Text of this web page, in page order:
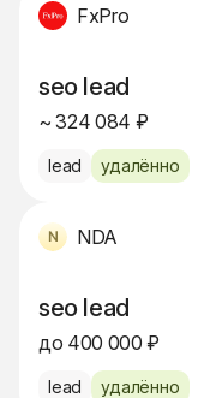
FxPro
seo lead
~ 324 084 ₽
lead удалённо
NDA
seo lead
до 400 000 ₽
lead удалённо